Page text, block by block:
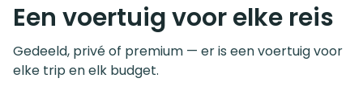
Een voertuig voor elke reis
Gedeeld, privé of premium — er is een voertuig voor
elke trip en elk budget.